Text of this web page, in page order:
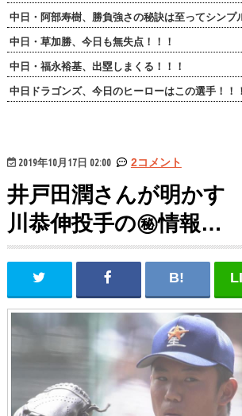
中日・阿部寿樹、勝負強さの秘訣は至ってシン
中日・草加勝、今日も無失点！！！
中日・福永裕基、出塁しまくる！！！
中日ドラゴンズ、今日のヒーローはこの選手！！！
2019年10月17日 02:00 2コメント
井戸田潤さんが明かす
川恭伸投手の㊙情報…